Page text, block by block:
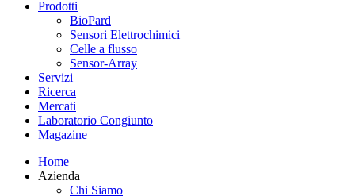
Prodotti
BioPard
Sensori Elettrochimici
Celle a flusso
Sensor-Array
Servizi
Ricerca
Mercati
Laboratorio Congiunto
Magazine
Home
Azienda
Chi Siamo